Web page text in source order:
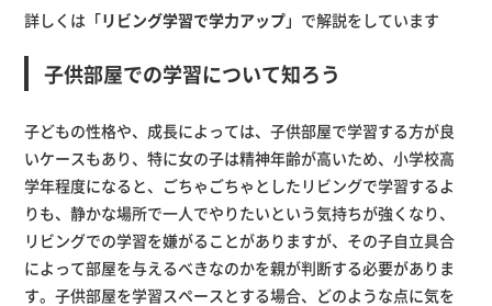
詳しくは「リビング学習で学力アップ」で解説をしています
子供部屋での学習について知ろう
子どもの性格や、成長によっては、子供部屋で学習する方が良
いケースもあり、特に女の子は精神年齢が高いため、小学校高
学年程度になると、ごちゃごちゃとしたリビングで学習するよ
りも、静かな場所で一人でやりたいという気持ちが強くなり、
リビングでの学習を嫌がることがありますが、その子自立具合
によって部屋を与えるべきなのかを親が判断する必要がありま
す。子供部屋を学習スペースとする場合、どのような点に気を